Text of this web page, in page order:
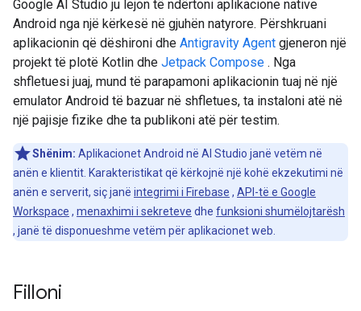
Google AI Studio ju lejon të ndërtoni aplikacione native
Android nga një kërkesë në gjuhën natyrore. Përshkruani
aplikacionin që dëshironi dhe Antigravity Agent gjeneron një
projekt të plotë Kotlin dhe Jetpack Compose . Nga
shfletuesi juaj, mund të parapamoni aplikacionin tuaj në një
emulator Android të bazuar në shfletues, ta instaloni atë në
një pajisje fizike dhe ta publikoni atë për testim.
Shënim: Aplikacionet Android në AI Studio janë vetëm në
anën e klientit. Karakteristikat që kërkojnë një kohë ekzekutimi në
anën e serverit, siç janë integrimi i Firebase , API-të e Google
Workspace , menaxhimi i sekreteve dhe funksioni shumëlojtarësh
, janë të disponueshme vetëm për aplikacionet web.
Filloni